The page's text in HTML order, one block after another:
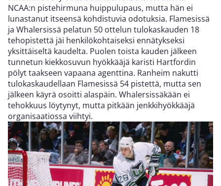
NCAA:n pistehirmuna huippulupaus, mutta hän ei
lunastanut itseensä kohdistuvia odotuksia. Flamesissä
ja Whalersissä pelatun 50 ottelun tulokaskauden 18
tehopistettä jäi henkilökohtaiseksi ennätykseksi
yksittäiseltä kaudelta. Puolen toista kauden jälkeen
tunnetun kiekkosuvun hyökkääjä karisti Hartfordin
pölyt taakseen vapaana agenttina. Ranheim nakutti
tulokaskaudellaan Flamesissä 54 pistettä, mutta sen
jälkeen käyrä osoitti alaspäin. Whalersissäkään ei
tehokkuus löytynyt, mutta pitkään jenkkihyökkääjä
organisaatiossa viihtyi.